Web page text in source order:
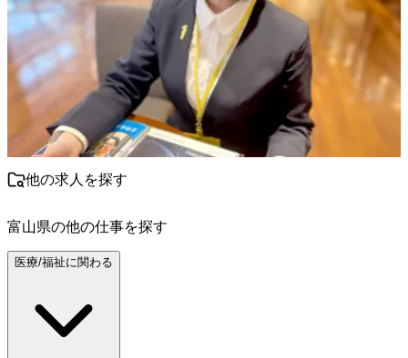
他の求人を探す
富山県の他の仕事を探す
医療/福祉に関わる